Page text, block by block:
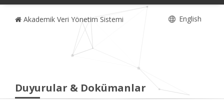
Akademik Veri Yönetim Sistemi English
Duyurular & Dokümanlar